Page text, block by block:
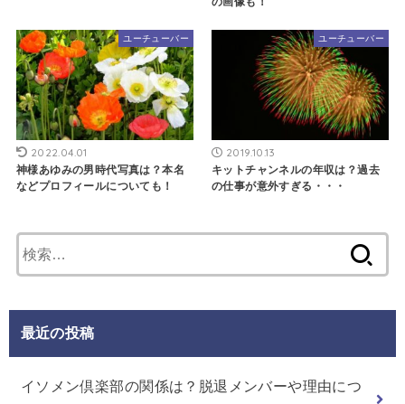
ユーチューバー
2022.04.01
神様あゆみの男時代写真は？本名
などプロフィールについても！
ユーチューバー
2019.10.13
キットチャンネルの年収は？過去
の仕事が意外すぎる・・・
索:
最近の投稿
イソメン倶楽部の関係は？脱退メンバーや理由につ